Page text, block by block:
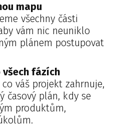
mapu
všechny části
vám nic neuniklo
plánem postupovat
fázích
váš projekt zahrnuje,
časový plán, kdy se
produktům,